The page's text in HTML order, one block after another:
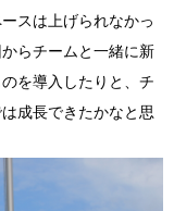
スは上げられなかっ
らチームと一緒に新
を導入したりと、チ
成長できたかなと思